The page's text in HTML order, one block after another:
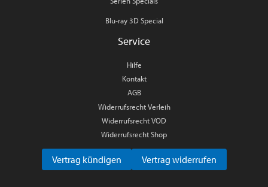
Blu-ray 3D Special
Service
Hilfe
Kontakt
AGB
Widerrufsrecht Verleih
Widerrufsrecht VOD
Widerrufsrecht Shop
Vertrag kündigen Vertrag widerrufen